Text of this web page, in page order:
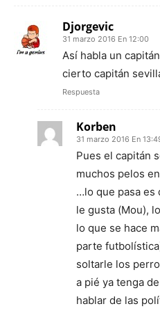
Djorgevic
31 marzo 2016 En 12:00
Así habla un
cierto capitán
Respuesta
Korben
31 marzo 2016 En
Pues el capitán
muchos pelos
…lo que pasa es
le gusta (Mou),
lo que se hace
parte
soltarle los
a pié ya tenga
hablar de las